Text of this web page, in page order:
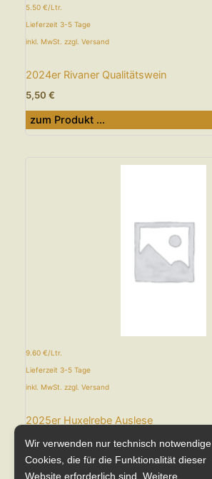
5.50 €/Ltr.
Lieferzeit 3-5 Tage
inkl. MwSt. zzgl. Versand
2024er Rivaner Qualitätswein
5,50 €
zum Produkt ...
9.60 €/Ltr.
Lieferzeit 3-5 Tage
inkl. MwSt. zzgl. Versand
2025er Huxelrebe Auslese
7,20€
zum Produkt ...
Wir verwenden nur technisch notwendige
Cookies, die für die Funktionalität dieser
Website erforderlich sind. Weitere